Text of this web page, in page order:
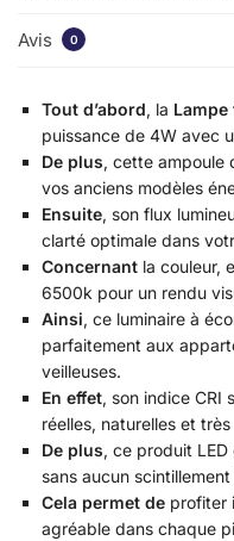
Avis 0
Tout d’abord, la Lampe
puissance de 4W avec
De plus, cette ampoule
vos anciens modèles
Ensuite, son flux
clarté optimale dans
Concernant la couleur,
6500k pour un rendu
Ainsi, ce luminaire à
parfaitement aux
veilleuses.
En effet, son indice CRI
réelles, naturelles et
De plus, ce produit
sans aucun
Cela permet de profiter
agréable dans chaque